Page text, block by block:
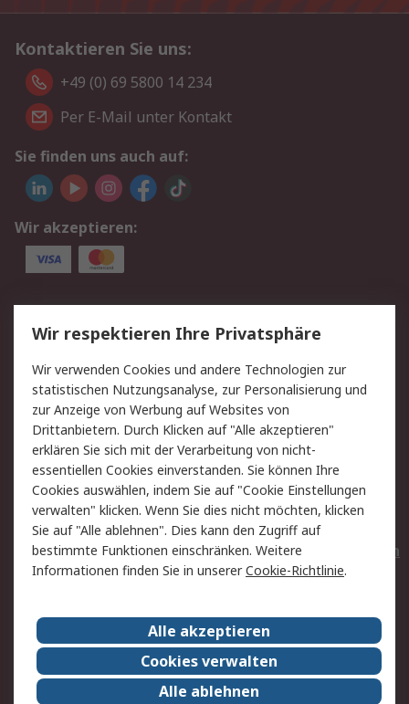
Kontaktieren Sie uns:
+49 (0) 69 5800 14 234
Per E-Mail unter Kontakt
Sie finden uns auch auf:
Wir akzeptieren:
Service
Value Added Services
Lieferlösungen
Rücksendungen
Kontakt
Hilfe
Privatkunden
Rechtliches
AGB
Datenschutz
Cookie-Richtlinie
Zahlungsbedingungen
Copyright/Impressum
Entsorgung
Elektrogeräte/Batterien
RS weltweit
Karriere bei RS
Nachhaltigkeit
Qualität/Umwelt/ZertifikatePresse-Center
Wir respektieren Ihre Privatsphäre
Wir verwenden Cookies und andere Technologien zur
statistischen Nutzungsanalyse, zur Personalisierung und
zur Anzeige von Werbung auf Websites von
Drittanbietern. Durch Klicken auf "Alle akzeptieren"
erklären Sie sich mit der Verarbeitung von nicht-
essentiellen Cookies einverstanden. Sie können Ihre
Cookies auswählen, indem Sie auf "Cookie Einstellungen
verwalten" klicken. Wenn Sie dies nicht möchten, klicken
Sie auf "Alle ablehnen". Dies kann den Zugriff auf
bestimmte Funktionen einschränken. Weitere
Informationen finden Sie in unsererCookie-Richtlinie.
Alle akzeptieren
Cookies verwalten
Alle ablehnen